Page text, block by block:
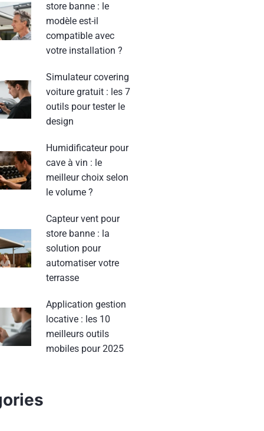
store banne : le
modèle est-il
compatible avec
votre installation ?
Simulateur covering
voiture gratuit : les 7
outils pour tester le
design
Humidificateur pour
cave à vin : le
meilleur choix selon
le volume ?
Capteur vent pour
store banne : la
solution pour
automatiser votre
terrasse
Application gestion
locative : les 10
meilleurs outils
mobiles pour 2025